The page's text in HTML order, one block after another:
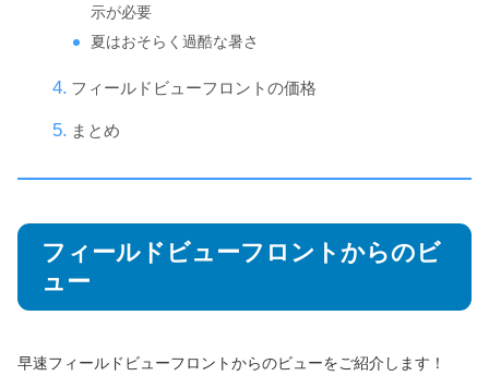
示が必要
夏はおそらく過酷な暑さ
フィールドビューフロントの価格
まとめ
フィールドビューフロントからのビ
ュー
早速フィールドビューフロントからのビューをご紹介します！